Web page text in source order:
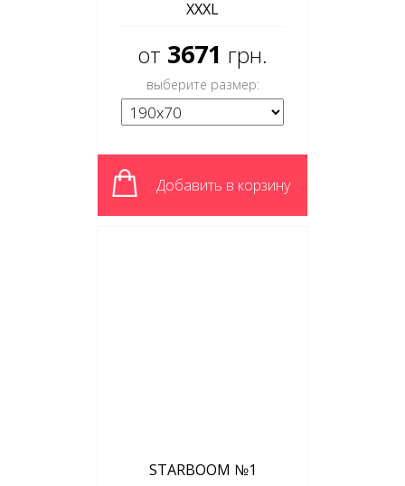
XXXL
от 3671 грн.
выберите размер:
Добавить в корзину
STARBOOM №1